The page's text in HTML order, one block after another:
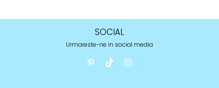
SOCIAL
Urmareste-ne in social media